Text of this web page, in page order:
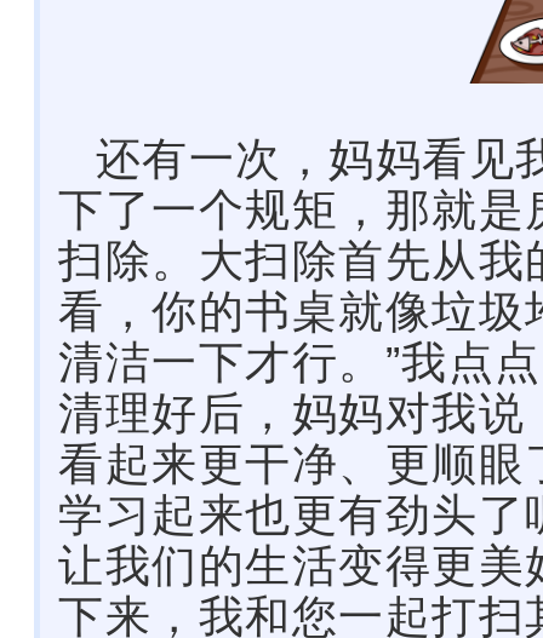
还有一次，妈妈看见
下了一个规矩，那就
扫除。大扫除首先从我
看，你的书桌就像垃
清洁一下才行。”我点
清理好后，妈妈对我说
看起来更干净、更顺眼
学习起来也更有劲头了
让我们的生活变得更美
下来，我和您一起打扫